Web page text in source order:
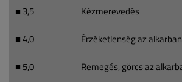
■ 3,5 Kézmerevedés
■ 4,0 Érzéketlenség az alkarban
■ 5,0 Remegés, görcs az